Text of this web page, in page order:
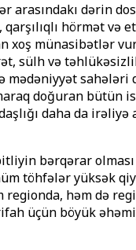
arasındakı dərin
hörmət və
xoş münasibətlər
sülh və
mədəniyyət sahələri
doğuran bütün
daha da
bərqərar
töhfələr yüksək
regionda, həm də
üçün böyük